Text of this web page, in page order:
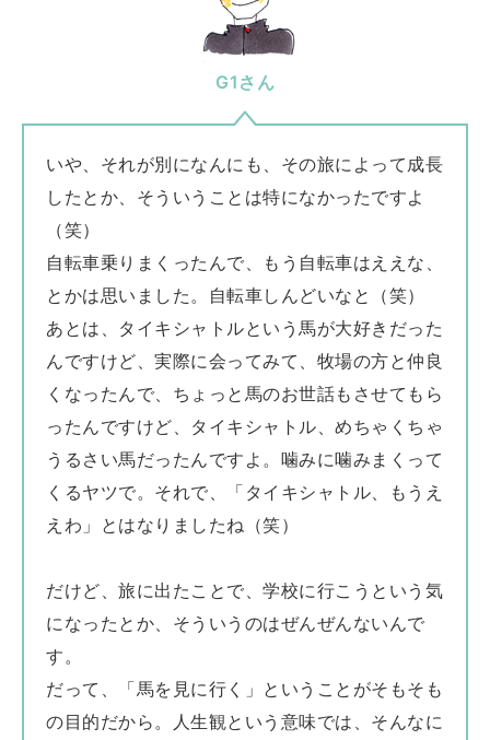
G1さん
いや、それが別になんにも、その旅によって成長
したとか、そういうことは特になかったですよ
（笑）
自転車乗りまくったんで、もう自転車はええな、
とかは思いました。自転車しんどいなと（笑）
あとは、タイキシャトルという馬が大好きだった
んですけど、実際に会ってみて、牧場の方と仲良
くなったんで、ちょっと馬のお世話もさせてもら
ったんですけど、タイキシャトル、めちゃくちゃ
うるさい馬だったんですよ。噛みに噛みまくって
くるヤツで。それで、「タイキシャトル、もうえ
えわ」とはなりましたね（笑）
だけど、旅に出たことで、学校に行こうという気
になったとか、そういうのはぜんぜんないんで
す。
だって、「馬を見に行く」ということがそもそも
の目的だから。人生観という意味では、そんなに